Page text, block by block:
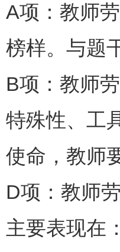
A项：教师
榜样。与题
B项：教师
特殊性、工
使命，教师
D项：教师
主要表现在